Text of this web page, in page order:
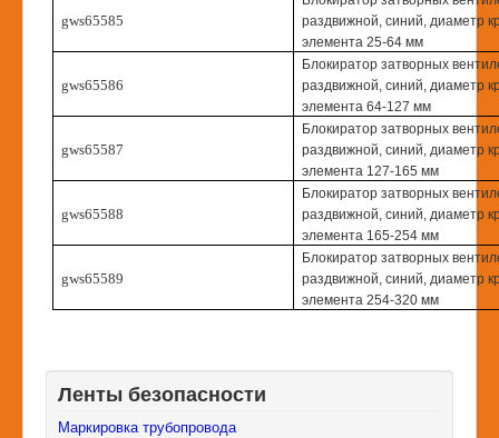
gws65585
раздвижной, синий, диаметр
элемента 25-64 мм
gws65586
Блокиратор затворных
раздвижной, синий, диаметр
элемента 64-127 мм
gws65587
Блокиратор затворных
раздвижной, синий, диаметр
элемента 127-165 мм
gws65588
Блокиратор затворных
раздвижной, синий, диаметр
элемента 165-254 мм
gws65589
Блокиратор затворных
раздвижной, синий, диаметр
элемента 254-320 мм
Ленты безопасности
Маркировка трубопровода